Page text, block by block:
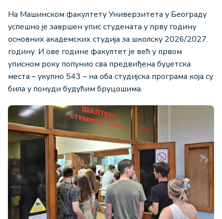
На Машинском факултету Универзитета у Београду
успешно је завршен упис студената у прву годину
основних академских студија за школску 2026/2027.
годину. И ове године факултет је већ у првом
уписном року попунио сва предвиђена буџетска
места – укупно 543 – на оба студијска програма која су
била у понуди будућим бруцошима.